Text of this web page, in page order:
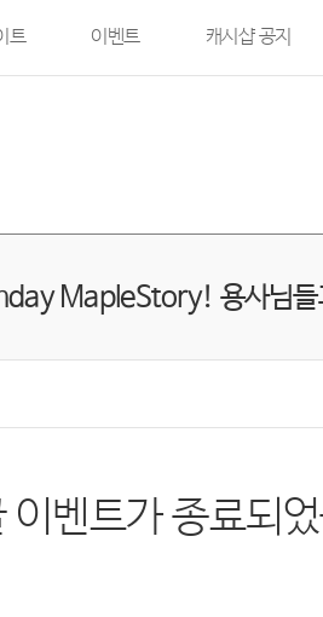
트 이벤트 캐시샵 공지
MapleStory! 용사님들
벤트가 종료되